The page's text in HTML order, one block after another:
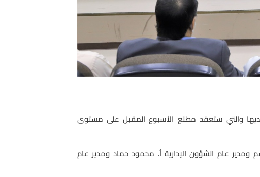
لديها والتي ستعقد مطلع الأسبوع المقبل على مستوى
عام الشؤون الإدارية أ. محمود حماد ومدير عام